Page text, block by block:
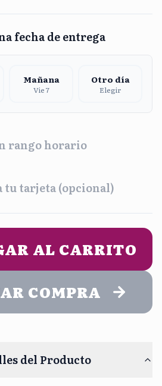
fecha de entrega
Mañana
Vie 7
Otro día
Elegir
rango horario
Tarde
pm
tu tarjeta (opcional)
UN MENSAJE DE
(opcional)AL CARRITO
COMPRA
del Producto